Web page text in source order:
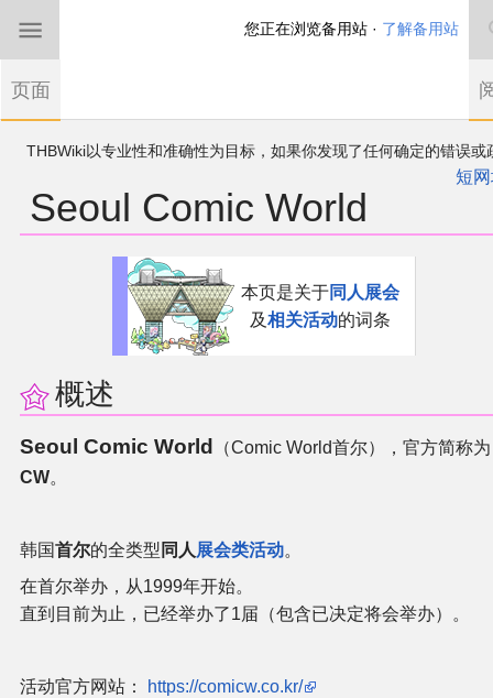
THBWiki以专业性和准确性为目标，如果你发现了任何确定的错误或
如果您是第一次来到这里，请点击右上角注册一
帐户
有任何意见、建议、求助、反馈都可以在讨论板
短
Seoul Comic World
本页是关于同人展会
及相关活动的词条
概述
Seoul Comic World
（Comic World首尔），官方简称为
CW。
韩国首尔的全类型 同人 展会类活动。
在首尔举办，从1999年开始。
直到目前为止，已经举办了1届（包含已决定将会举办）。
活动官方网站： https://comicw.co.kr/
您正在浏览备用站 · 了解备用站
页面
首页
东方Project
东方同人规约
沙盒（建议使用）
讨论板
加入我们
官方游戏
官方音乐
官方书籍